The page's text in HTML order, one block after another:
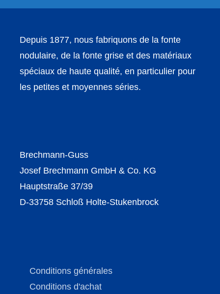
Depuis 1877, nous fabriquons de la fonte
nodulaire, de la fonte grise et des matériaux
spéciaux de haute qualité, en particulier pour
les petites et moyennes séries.
Brechmann-Guss
Josef Brechmann GmbH & Co. KG
Hauptstraße 37/39
D-33758 Schloß Holte-Stukenbrock
Conditions générales
Conditions d'achat